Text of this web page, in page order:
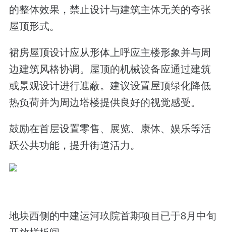
的整体效果，禁止设计与建筑主体无关的夸张
屋顶形式。
裙房屋顶设计应从形体上呼应主楼形象并与周
边建筑风格协调。屋顶的机械设备应通过建筑
或景观设计进行遮蔽。建议设置屋顶绿化降低
热负荷并为周边塔楼提供良好的视觉感受。
鼓励在首层设置零售、展览、康体、娱乐等活
跃公共功能，提升街道活力。
地块西侧的中建运河玖院首期项目已于8月中旬